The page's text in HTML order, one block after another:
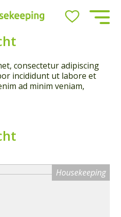
consectetur adipiscing
incididunt ut labore et
ad minim veniam,
Housekeeping